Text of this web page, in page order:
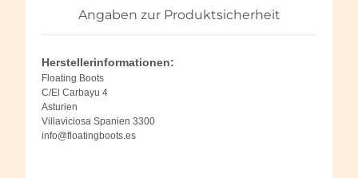
Angaben zur Produktsicherheit
Herstellerinformationen:
Floating Boots
C/El Carbayu 4
Asturien
Villaviciosa Spanien 3300
info@floatingboots.es